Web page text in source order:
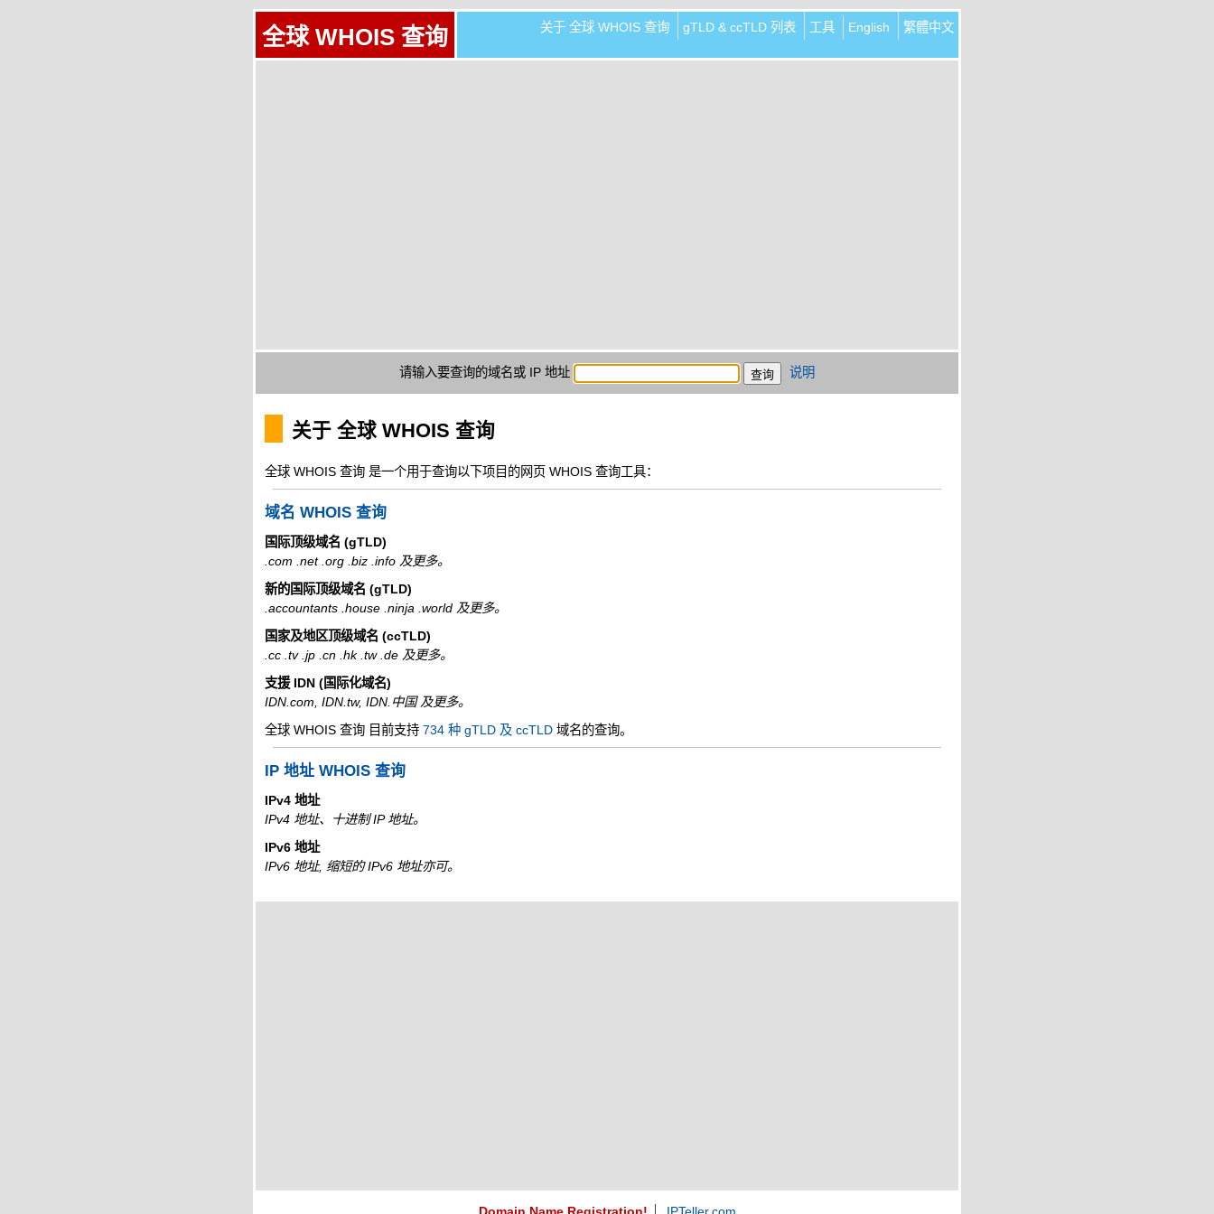
全球 WHOIS 查询 关于 全球 WHOIS 查询 gTLD & ccTLD 列表 工具 English 繁體中文
请输入要查询的域名或 IP 地址 说明
关于 全球 WHOIS 查询
全球 WHOIS 查询 是一个用于查询以下项目的网页 WHOIS 查询工具：
域名 WHOIS 查询
国际顶级域名 (gTLD)
.com .net .org .biz .info 及更多。
新的国际顶级域名 (gTLD)
.accountants .house .ninja .world 及更多。
国家及地区顶级域名 (ccTLD)
.cc .tv .jp .cn .hk .tw .de 及更多。
支援 IDN (国际化域名)
IDN.com, IDN.tw, IDN.中国 及更多。
全球 WHOIS 查询 目前支持 734 种 gTLD 及 ccTLD 域名的查询。
IP 地址 WHOIS 查询
IPv4 地址
IPv4 地址、十进制 IP 地址。
IPv6 地址
IPv6 地址, 缩短的 IPv6 地址亦可。
Domain Name Registration! IPTeller.com